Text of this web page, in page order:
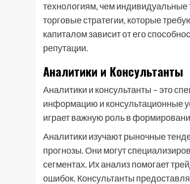
технологиям, чем
торговые стратегии, которые
капиталом зависит от его
репутации.
Аналитики и Консультанты
Аналитики и консультанты – это
информацию и консультационные
играет важную роль в
Аналитики изучают рыночные
прогнозы. Они могут
сегментах. Их анализ помогает
ошибок. Консультанты